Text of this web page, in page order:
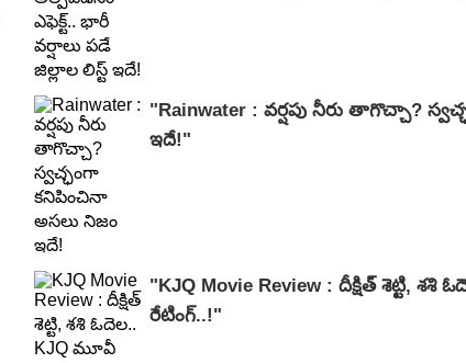
"Rainwater : వర్షపు నీరు తాగొచ్చా?
ఇదే!"
"KJQ Movie Review : దీక్షిత్ శెట్టి, శశి ఓదెల.. KJQ
రేటింగ్‌..!"